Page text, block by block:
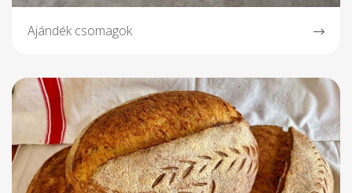
Ajándék csomagok